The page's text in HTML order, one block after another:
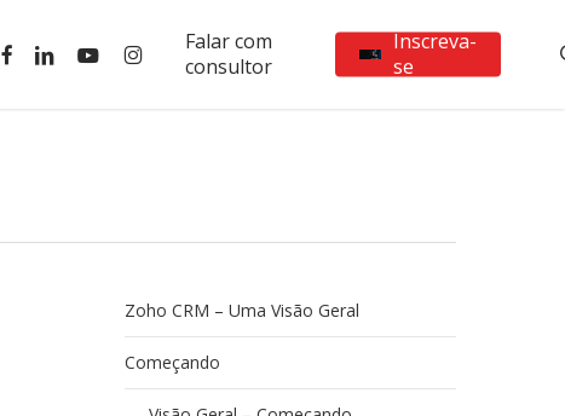
Falar com
consultor
Inscreva-
se
facebooklinkedinyoutubeinstagram
Zoho CRM – Uma Visão Geral
Começando